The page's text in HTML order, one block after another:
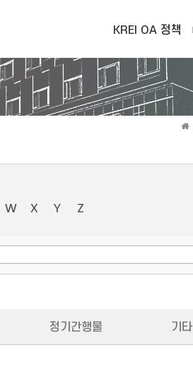
KREI OA 정책
W X Y Z
정기간행물 기타